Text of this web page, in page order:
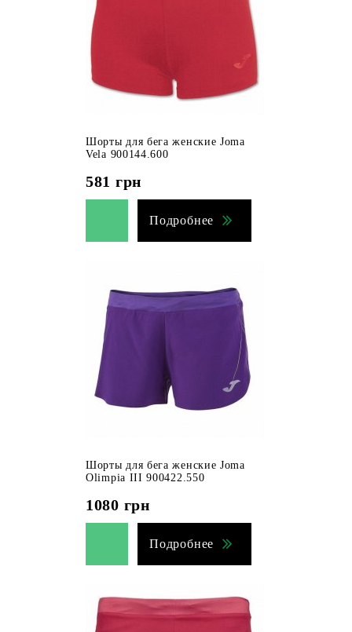
Шорты для бега женские Joma
Vela 900144.600
581 грн
Подробнее
Шорты для бега женские Joma
Olimpia III 900422.550
1080 грн
Подробнее